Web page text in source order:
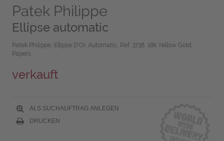
Patek Philippe
Ellipse automatic
Patek Philippe, Ellipse D'Or, Automatic, Ref. 3738, 18k Yellow Gold,
Papers
verkauft
ALS SUCHAUFTRAG ANLEGEN
DRUCKEN